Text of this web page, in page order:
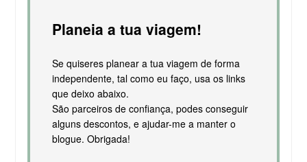
Planeia a tua viagem!
Se quiseres planear a tua viagem de forma
independente, tal como eu faço, usa os links
que deixo abaixo.
São parceiros de confiança, podes conseguir
alguns descontos, e ajudar-me a manter o
blogue. Obrigada!